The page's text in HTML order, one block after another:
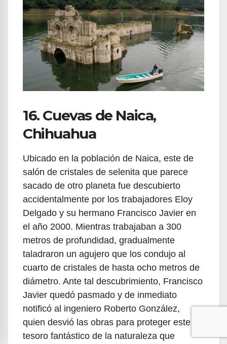
16. Cuevas de Naica,
Chihuahua
Ubicado en la población de Naica, este de
salón de cristales de selenita que parece
sacado de otro planeta fue descubierto
accidentalmente por los trabajadores Eloy
Delgado y su hermano Francisco Javier en
el año 2000. Mientras trabajaban a 300
metros de profundidad, gradualmente
taladraron un agujero que los condujo al
cuarto de cristales de hasta ocho metros de
diámetro. Ante tal descubrimiento, Francisco
Javier quedó pasmado y de inmediato
notificó al ingeniero Roberto González,
quien desvió las obras para proteger este
tesoro fantástico de la naturaleza que